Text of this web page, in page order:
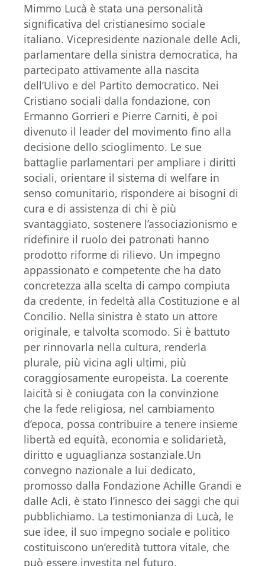
Mimmo Lucà è stata una personalità
significativa del cristianesimo sociale
italiano. Vicepresidente nazionale delle Acli,
parlamentare della sinistra democratica, ha
partecipato attivamente alla nascita
dell’Ulivo e del Partito democratico. Nei
Cristiano sociali dalla fondazione, con
Ermanno Gorrieri e Pierre Carniti, è poi
divenuto il leader del movimento fino alla
decisione dello scioglimento. Le sue
battaglie parlamentari per ampliare i diritti
sociali, orientare il sistema di welfare in
senso comunitario, rispondere ai bisogni di
cura e di assistenza di chi è più
svantaggiato, sostenere l’associazionismo e
ridefinire il ruolo dei patronati hanno
prodotto riforme di rilievo. Un impegno
appassionato e competente che ha dato
concretezza alla scelta di campo compiuta
da credente, in fedeltà alla Costituzione e al
Concilio. Nella sinistra è stato un attore
originale, e talvolta scomodo. Si è battuto
per rinnovarla nella cultura, renderla
plurale, più vicina agli ultimi, più
coraggiosamente europeista. La coerente
laicità si è coniugata con la convinzione
che la fede religiosa, nel cambiamento
d’epoca, possa contribuire a tenere insieme
libertà ed equità, economia e solidarietà,
diritto e uguaglianza sostanziale.Un
convegno nazionale a lui dedicato,
promosso dalla Fondazione Achille Grandi e
dalle Acli, è stato l’innesco dei saggi che qui
pubblichiamo. La testimonianza di Lucà, le
sue idee, il suo impegno sociale e politico
costituiscono un’eredità tuttora vitale, che
può essere investita nel futuro.